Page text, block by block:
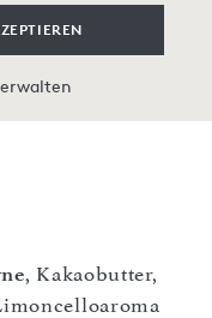
, Kakaobutter,